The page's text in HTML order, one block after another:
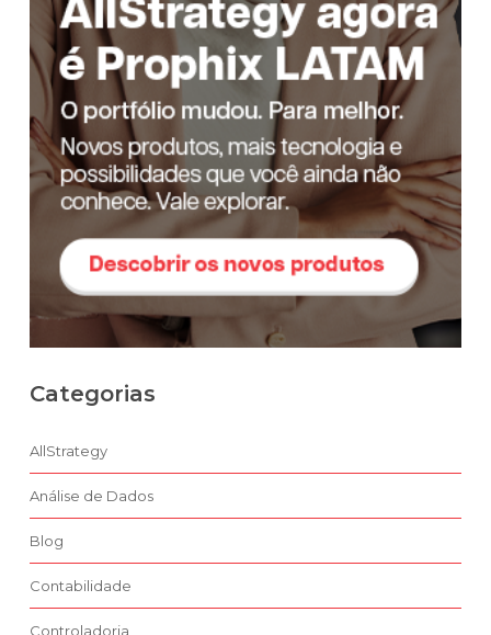
Categorias
AllStrategy
Análise de Dados
Blog
Contabilidade
Controladoria